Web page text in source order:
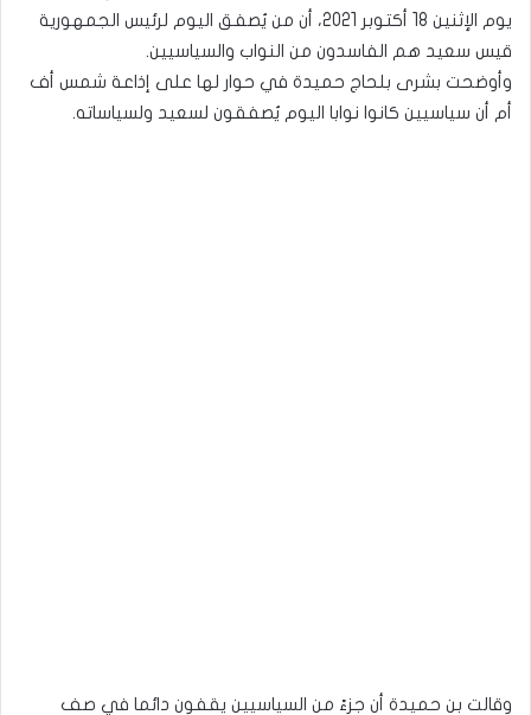
يوم الإثنين 18 أكتوبر 2021، أن من يُصفق اليوم لرئيس الجمهورية
قيس سعيد هم الفاسدون من النواب والسياسيين.
وأوضحت بشرى بلحاج حميدة في حوار لها على إذاعة شمس أف
أم أن سياسيين كانوا نوابا اليوم يُصفقون لسعيد ولسياساته.
وقالت بن حميدة أن جزءً من السياسيين يقفون دائما في صف